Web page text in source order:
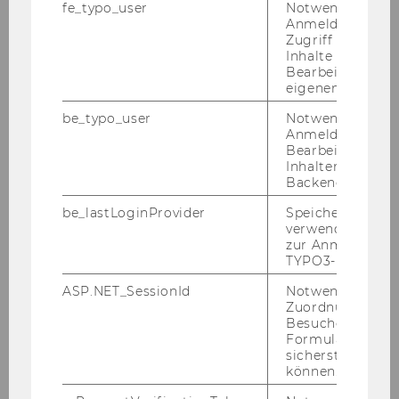
nicht mehr zu ver­än­dern.
Lehrplanung
Studienbeschleunigung
Spezialisierungen in den Bachelorstudien
Infosammlung
fe_typo_user
Notwendig für
Anmeldung und
Zugriff auf
Inhalte oder zur
Bearbeitung des
eigenen Profils.
be_typo_user
Notwendig für
Anmeldung und
Bearbeitung von
Inhalten im
Backend.
be_lastLoginProvider
Speichert die
verwendete
zur Anmeldung
TYPO3-Backend.
ASP.NET_SessionId
Notwendig, um
Zuordnung von
Besucher zu
sicherstellen zu
können.